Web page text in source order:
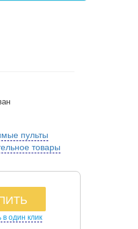
пульты
товары
в один клик